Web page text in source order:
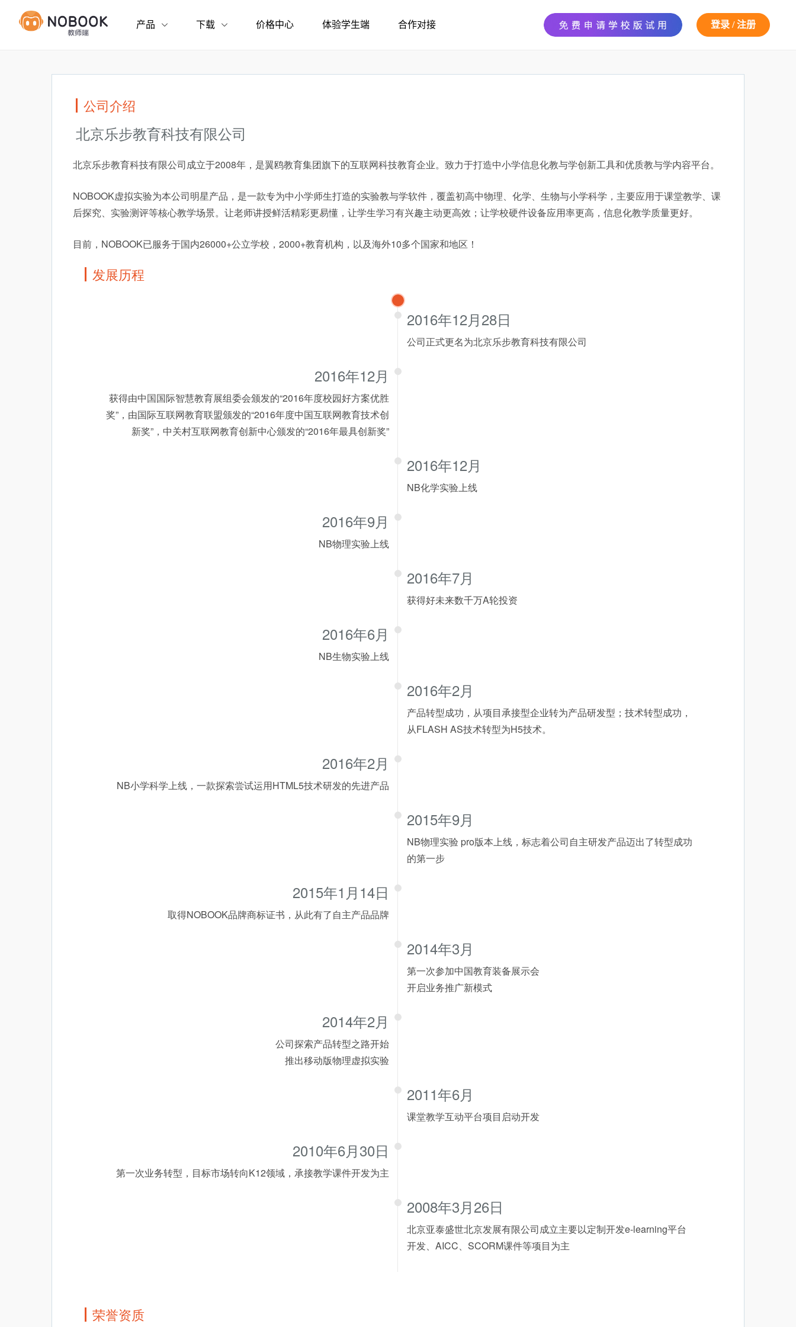
公司介绍
北京乐步教育科技有限公司
北京乐步教育科技有限公司成立于2008年，是翼鸥教育集团旗下的互联网科技教育企业。致力于打造中小学信息化教与学创新工具和优质教与学内容平台。
NOBOOK虚拟实验为本公司明星产品，是一款专为中小学师生打造的实验教与学软件，覆盖初高中物理、化学、生物与小学科学，主要应用于课堂教学、课
后探究、实验测评等核心教学场景。让老师讲授鲜活精彩更易懂，让学生学习有兴趣主动更高效；让学校硬件设备应用率更高，信息化教学质量更好。
目前，NOBOOK已服务于国内26000+公立学校，2000+教育机构，以及海外10多个国家和地区！
发展历程
2016年12月28日
公司正式更名为北京乐步教育科技有限公司
2016年12月
获得由中国国际智慧教育展组委会颁发的“2016年度校园好方案优胜
奖”，由国际互联网教育联盟颁发的“2016年度中国互联网教育技术创
新奖”，中关村互联网教育创新中心颁发的“2016年最具创新奖”
2016年12月
NB化学实验上线
2016年9月
NB物理实验上线
2016年7月
获得好未来数千万A轮投资
2016年6月
NB生物实验上线
2016年2月
产品转型成功，从项目承接型企业转为产品研发型；技术转型成功，
从FLASH AS技术转型为H5技术。
2016年2月
NB小学科学上线，一款探索尝试运用HTML5技术研发的先进产品
2015年9月
NB物理实验 pro版本上线，标志着公司自主研发产品迈出了转型成功
的第一步
2015年1月14日
取得NOBOOK品牌商标证书，从此有了自主产品品牌
2014年3月
第一次参加中国教育装备展示会
开启业务推广新模式
2014年2月
公司探索产品转型之路开始
推出移动版物理虚拟实验
2011年6月
课堂教学互动平台项目启动开发
2010年6月30日
第一次业务转型，目标市场转向K12领域，承接教学课件开发为主
2008年3月26日
北京亚泰盛世北京发展有限公司成立主要以定制开发e-learning平台
开发、AICC、SCORM课件等项目为主
荣誉资质